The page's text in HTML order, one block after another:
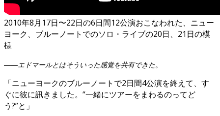
2010年8月17日〜22日の6日間12公演おこなわれた、ニュー
ヨーク、ブルーノートでのソロ・ライブの20日、21日の模
様
――エドマールとはそういった感覚を共有できた。
「ニューヨークのブルーノートで2日間4公演を終えて、す
ぐに彼に訊きました。“一緒にツアーをまわるのってど
う?”と」